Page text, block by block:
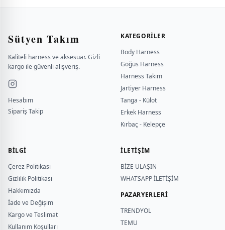
Sütyen Takım
Kaliteli harness ve aksesuar. Gizli
kargo ile güvenli alışveriş.
Hesabım
Sipariş Takip
KATEGORILER
Body Harness
Göğüs Harness
Harness Takım
Jartiyer Harness
Tanga - Külot
Erkek Harness
Kırbaç - Kelepçe
BILGI
Çerez Politikası
Gizlilik Politikası
Hakkımızda
İade ve Değişim
Kargo ve Teslimat
Kullanım Koşulları
İLETİŞİM
BİZE ULAŞIN
WHATSAPP İLETİŞİM
PAZARYERLERİ
TRENDYOL
TEMU